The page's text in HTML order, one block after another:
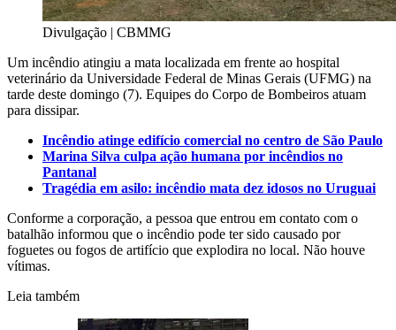
Divulgação | CBMMG
Um incêndio atingiu a mata localizada em frente ao hospital
veterinário da Universidade Federal de Minas Gerais (UFMG) na
tarde deste domingo (7). Equipes do Corpo de Bombeiros atuam
para dissipar.
Incêndio atinge edifício comercial no centro de São Paulo
Marina Silva culpa ação humana por incêndios no
Pantanal
Tragédia em asilo: incêndio mata dez idosos no Uruguai
Conforme a corporação, a pessoa que entrou em contato com o
batalhão informou que o incêndio pode ter sido causado por
foguetes ou fogos de artifício que explodira no local. Não houve
vítimas.
Leia também